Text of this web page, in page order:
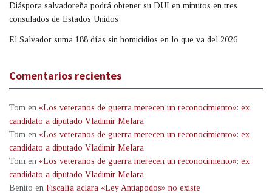
Diáspora salvadoreña podrá obtener su DUI en minutos en tres
consulados de Estados Unidos
El Salvador suma 188 días sin homicidios en lo que va del 2026
Comentarios recientes
Tom en «Los veteranos de guerra merecen un reconocimiento»: ex
candidato a diputado Vladimir Melara
Tom en «Los veteranos de guerra merecen un reconocimiento»: ex
candidato a diputado Vladimir Melara
Tom en «Los veteranos de guerra merecen un reconocimiento»: ex
candidato a diputado Vladimir Melara
Benito en Fiscalía aclara «Ley Antiapodos» no existe